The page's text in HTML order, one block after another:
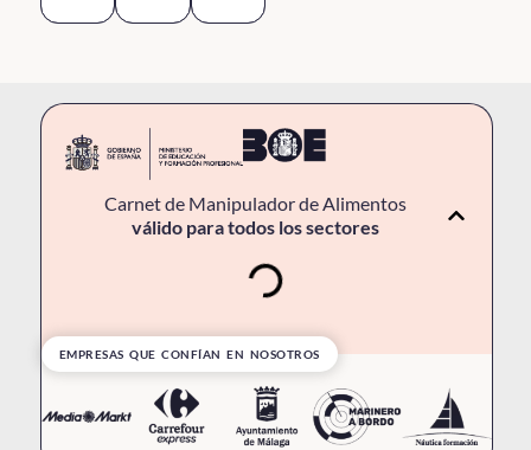
Carnet de Manipulador de Alimentos
válido para todos los sectores
EMPRESAS QUE CONFÍAN EN NOSOTROS